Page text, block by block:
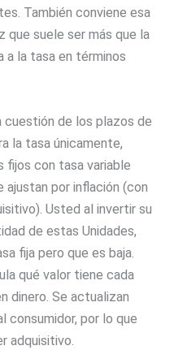
También conviene esa
que suele ser más que la
a la tasa en términos
cuestión de los plazos de
la tasa únicamente,
fijos con tasa variable
ajustan por inflación (con
Usted al invertir su
de estas Unidades,
fija pero que es baja.
qué valor tiene cada
dinero. Se actualizan
consumidor, por lo que
adquisitivo.